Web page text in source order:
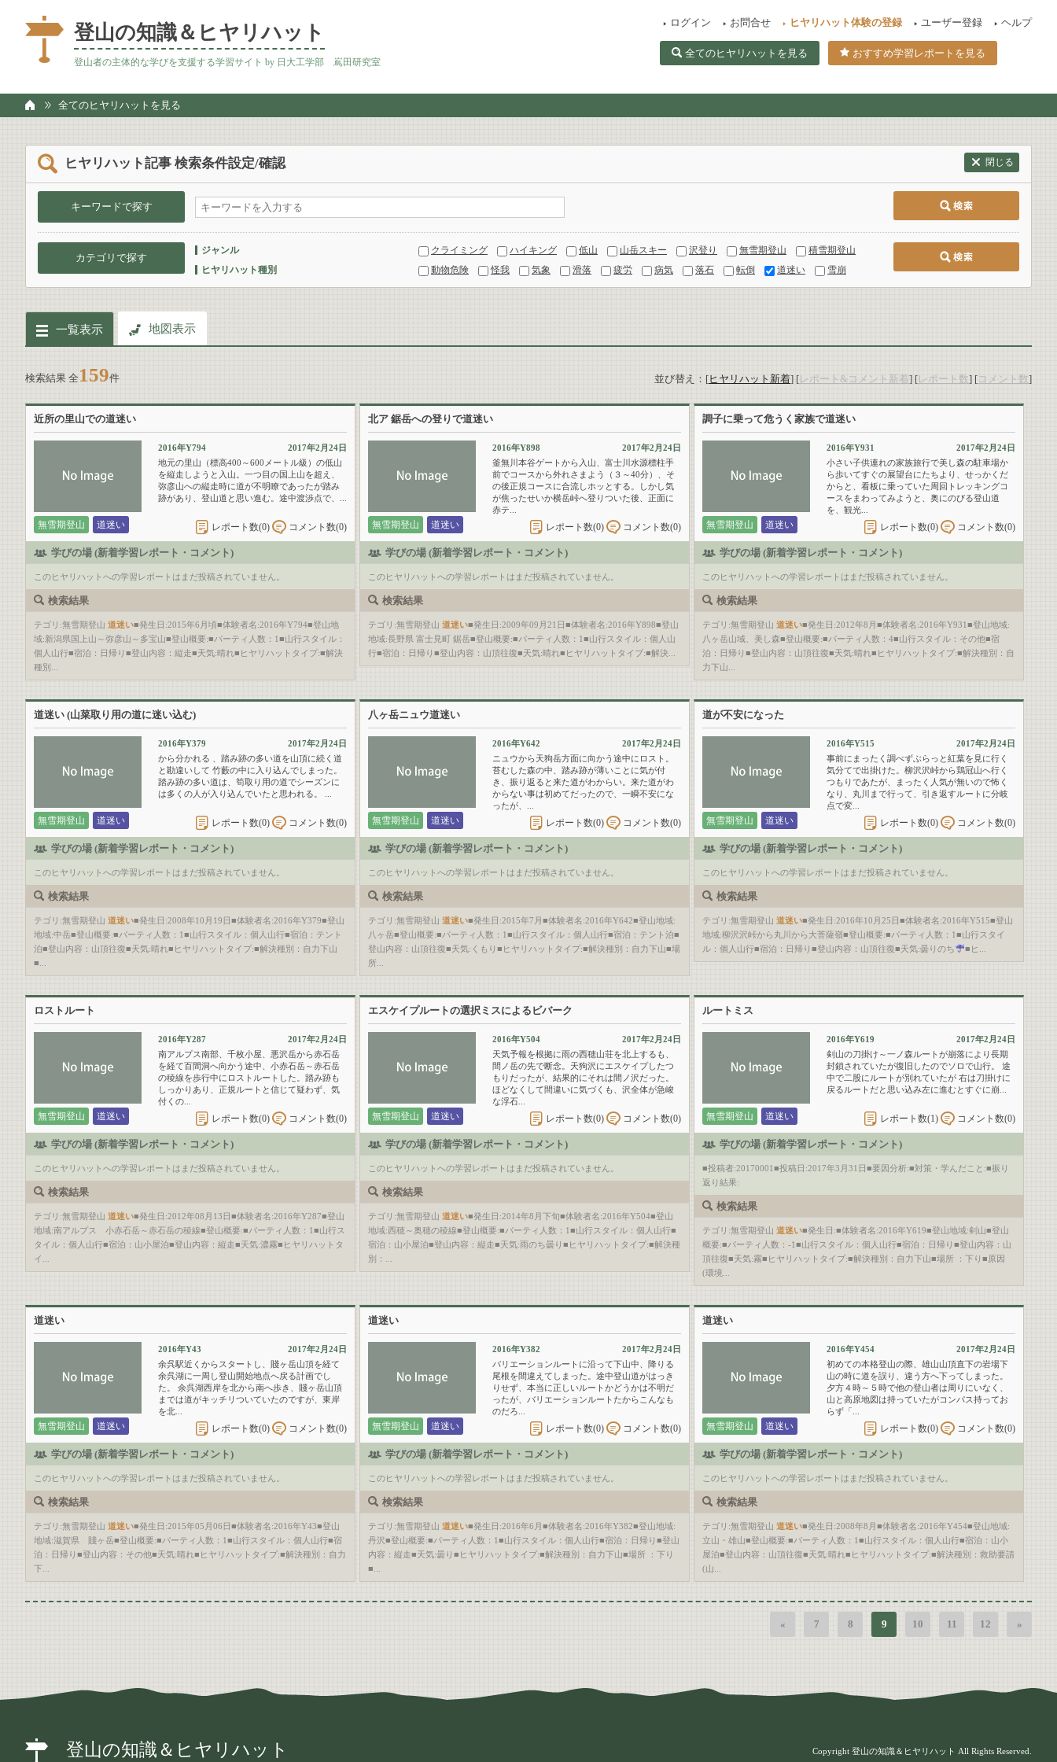
登山の知識＆ヒヤリハット
登山者の主体的な学びを支援する学習サイト by 日大工学部 嶌田研究室
ログイン お問合せ ヒヤリハット体験の登録 ユーザー登録 ヘルプ
全てのヒヤリハットを見る おすすめ学習レポートを見る
全てのヒヤリハットを見る
ヒヤリハット記事 検索条件設定/確認 閉じる
キーワードで探す
カテゴリで探す
ジャンル クライミング ハイキング 低山 山岳スキー 沢登り 無雪期登山
積雪期登山
ヒヤリハット種別
動物危険 怪我 気象 滑落 疲労 病気 落石 転倒 道迷い 雪崩
一覧表示 地図表示
検索結果 全 159件 並び替え： [ヒヤリハット新着] [レポート&コメント新着] [レポート数] [ コメント数]
近所の里山での道迷い
無雪期登山 道迷い
2016年Y794
2017年2月24日
地元の里山（標高400～600メートル級）の低山
を縦走しようと入山。一つ目の国上山を超え、
弥彦山への縦走時に道が不明瞭であったが踏み
跡があり、登山道と思い進む。途中渡渉点で、...
レポート数(0) コメント数(0)
学びの場 (新着学習レポート・コメント)
このヒヤリハットへの学習レポートはまだ投稿されていません。
検索結果
テゴリ:無雪期登山 道迷い■発生日:2015年6月頃■体験者名:2016年Y794■登山地
域:新潟県国上山～弥彦山～多宝山■登山概要:■パーティ人数：1■山行スタイル：
個人山行■宿泊：日帰り■登山内容：縦走■天気:晴れ■ヒヤリハットタイプ:■解決
種別...
北ア 鋸岳への登りで道迷い
無雪期登山 道迷い
2016年Y898
2017年2月24日
釜無川本谷ゲートから入山、富士川水源標柱手
前でコースから外れさまよう（３～40分）、そ
の後正規コースに合流しホッとする。しかし気
が焦ったせいか横岳峠へ登りついた後、正面に
赤テ...
レポート数(0) コメント数(0)
学びの場 (新着学習レポート・コメント)
このヒヤリハットへの学習レポートはまだ投稿されていません。
検索結果
テゴリ:無雪期登山 道迷い■発生日:2009年09月21日■体験者名:2016年Y898■登山
地域:長野県 富士見町 鋸岳■登山概要:■パーティ人数：1■山行スタイル：個人山
行■宿泊：日帰り■登山内容：山頂往復■天気:晴れ■ヒヤリハットタイプ:■解決...
調子に乗って危うく家族で道迷い
無雪期登山 道迷い
2016年Y931
2017年2月24日
小さい子供連れの家族旅行で美し森の駐車場か
ら歩いてすぐの展望台にたちより、せっかくだ
からと、看板に乗っていた周回トレッキングコ
ースをまわってみようと、奥にのびる登山道
を、観光...
レポート数(0) コメント数(0)
学びの場 (新着学習レポート・コメント)
このヒヤリハットへの学習レポートはまだ投稿されていません。
検索結果
テゴリ:無雪期登山 道迷い■発生日:2012年8月■体験者名:2016年Y931■登山地域:
八ヶ岳山域、美し森■登山概要:■パーティ人数：4■山行スタイル：その他■宿
泊：日帰り■登山内容：山頂往復■天気:晴れ■ヒヤリハットタイプ:■解決種別：自
力下山...
道迷い (山菜取り用の道に迷い込む)
無雪期登山 道迷い
2016年Y379
2017年2月24日
から分かれる 、踏み跡の多い道を山頂に続く道
と勘違いして 竹藪の中に入り込んでしまった。
踏み跡の多い道は、筍取り用の道でシーズンに
は多くの人が入り込んでいたと思われる。 ...
レポート数(0) コメント数(0)
学びの場 (新着学習レポート・コメント)
このヒヤリハットへの学習レポートはまだ投稿されていません。
検索結果
テゴリ:無雪期登山 道迷い■発生日:2008年10月19日■体験者名:2016年Y379■登山
地域:中岳■登山概要:■パーティ人数：1■山行スタイル：個人山行■宿泊：テント
泊■登山内容：山頂往復■天気:晴れ■ヒヤリハットタイプ:■解決種別：自力下山
■...
八ヶ岳ニュウ道迷い
無雪期登山 道迷い
2016年Y642
2017年2月24日
ニュウから天狗岳方面に向かう途中にロスト。
苔むした森の中、踏み跡が薄いことに気が付
き、振り返ると来た道がわからい。来た道がわ
からない事は初めてだったので、一瞬不安にな
ったが、...
レポート数(0) コメント数(0)
学びの場 (新着学習レポート・コメント)
このヒヤリハットへの学習レポートはまだ投稿されていません。
検索結果
テゴリ:無雪期登山 道迷い■発生日:2015年7月■体験者名:2016年Y642■登山地域:
八ヶ岳■登山概要:■パーティ人数：1■山行スタイル：個人山行■宿泊：テント泊■
登山内容：山頂往復■天気:くもり■ヒヤリハットタイプ:■解決種別：自力下山■場
所...
道が不安になった
無雪期登山 道迷い
2016年Y515
2017年2月24日
事前にまったく調べずぶらっと紅葉を見に行く
気分てで出掛けた。柳沢沢峠から鶏冠山へ行く
つもりであたが、まったく人気が無いので怖く
なり、丸川まで行って、引き返すルートに分岐
点で変...
レポート数(0) コメント数(0)
学びの場 (新着学習レポート・コメント)
このヒヤリハットへの学習レポートはまだ投稿されていません。
検索結果
テゴリ:無雪期登山 道迷い■発生日:2016年10月25日■体験者名:2016年Y515■登山
地域:柳沢沢峠から丸川から大菩薩嶺■登山概要:■パーティ人数：1■山行スタイ
ル：個人山行■宿泊：日帰り■登山内容：山頂往復■天気:曇りのち
■ヒ...
ロストルート
無雪期登山 道迷い
2016年Y287
2017年2月24日
南アルプス南部、千枚小屋、悪沢岳から赤石岳
を経て百間洞へ向かう途中、小赤石岳～赤石岳
の稜線を歩行中にロストルートした。踏み跡も
しっかりあり、正規ルートと信じて疑わず、気
付くの...
レポート数(0) コメント数(0)
学びの場 (新着学習レポート・コメント)
このヒヤリハットへの学習レポートはまだ投稿されていません。
検索結果
テゴリ:無雪期登山 道迷い■発生日:2012年08月13日■体験者名:2016年Y287■登山
地域:南アルプス 小赤石岳～赤石岳の稜線■登山概要:■パーティ人数：1■山行ス
タイル：個人山行■宿泊：山小屋泊■登山内容：縦走■天気:濃霧■ヒヤリハットタ
イ...
エスケイプルートの選択ミスによるビバーク
無雪期登山 道迷い
2016年Y504
2017年2月24日
天気予報を根拠に雨の西穂山荘を北上するも、
間ノ岳の先で断念。天狗沢にエスケイプしたつ
もりだったが、結果的にそれは間ノ沢だった。
ほどなくして間違いに気づくも、沢全体が急峻
な浮石...
レポート数(0) コメント数(0)
学びの場 (新着学習レポート・コメント)
このヒヤリハットへの学習レポートはまだ投稿されていません。
検索結果
テゴリ:無雪期登山 道迷い■発生日:2014年8月下旬■体験者名:2016年Y504■登山
地域:西穂～奥穂の稜線■登山概要:■パーティ人数：1■山行スタイル：個人山行■
宿泊：山小屋泊■登山内容：縦走■天気:雨のち曇り■ヒヤリハットタイプ:■解決種
別：...
ルートミス
無雪期登山 道迷い
2016年Y619
2017年2月24日
剣山の刀掛け～一ノ森ルートが崩落により長期
封鎖されていたが復旧したのでソロで山行。 途
中で二股にルートが別れていたが 右は刀掛けに
戻るルートだと思い込み左に進むとすぐに崩...
レポート数(1) コメント数(0)
学びの場 (新着学習レポート・コメント)
■投稿者:20170001■投稿日:2017年3月31日■要因分析:■対策・学んだこと:■振り
返り結果:
検索結果
テゴリ:無雪期登山 道迷い■発生日:■体験者名:2016年Y619■登山地域:剣山■登山
概要:■パーティ人数：-1■山行スタイル：個人山行■宿泊：日帰り■登山内容：山
頂往復■天気:霧■ヒヤリハットタイプ:■解決種別：自力下山■場所 ：下り■原因
(環境...
道迷い
無雪期登山 道迷い
2016年Y43
2017年2月24日
余呉駅近くからスタートし、賤ヶ岳山頂を経て
余呉湖に一周し登山開始地点へ戻る計画でし
た。 余呉湖西岸を北から南へ歩き、賤ヶ岳山頂
までは道がキッチリついていたのですが、東岸
を北...
レポート数(0) コメント数(0)
学びの場 (新着学習レポート・コメント)
このヒヤリハットへの学習レポートはまだ投稿されていません。
検索結果
テゴリ:無雪期登山 道迷い■発生日:2015年05月06日■体験者名:2016年Y43■登山
地域:滋賀県 賤ヶ岳■登山概要:■パーティ人数：1■山行スタイル：個人山行■宿
泊：日帰り■登山内容：その他■天気:晴れ■ヒヤリハットタイプ:■解決種別：自力
下...
道迷い
無雪期登山 道迷い
2016年Y382
2017年2月24日
バリエーションルートに沿って下山中、降りる
尾根を間違えてしまった。途中登山道がはっき
りせず、本当に正しいルートかどうかは不明だ
ったが、バリエーションルートたからこんなも
のだろ...
レポート数(0) コメント数(0)
学びの場 (新着学習レポート・コメント)
このヒヤリハットへの学習レポートはまだ投稿されていません。
検索結果
テゴリ:無雪期登山 道迷い■発生日:2016年6月■体験者名:2016年Y382■登山地域:
丹沢■登山概要:■パーティ人数：1■山行スタイル：個人山行■宿泊：日帰り■登山
内容：縦走■天気:曇り■ヒヤリハットタイプ:■解決種別：自力下山■場所 ：下り
■...
道迷い
無雪期登山 道迷い
2016年Y454
2017年2月24日
初めての本格登山の際、雄山山頂直下の岩場下
山の時に道を誤り、違う方へ下ってしまった。
夕方４時～５時で他の登山者は周りにいなく、
山と高原地図は持っていたがコンパス持ってお
らず「...
レポート数(0) コメント数(0)
学びの場 (新着学習レポート・コメント)
このヒヤリハットへの学習レポートはまだ投稿されていません。
検索結果
テゴリ:無雪期登山 道迷い■発生日:2008年8月■体験者名:2016年Y454■登山地域:
立山・雄山■登山概要:■パーティ人数：1■山行スタイル：個人山行■宿泊：山小
屋泊■登山内容：山頂往復■天気:晴れ■ヒヤリハットタイプ:■解決種別：救助要請
(山...
« 7 8 9 10 11 12 »
登山の知識＆ヒヤリハット Copyright 登山の知識＆ヒヤリハット All Rights Reserved.